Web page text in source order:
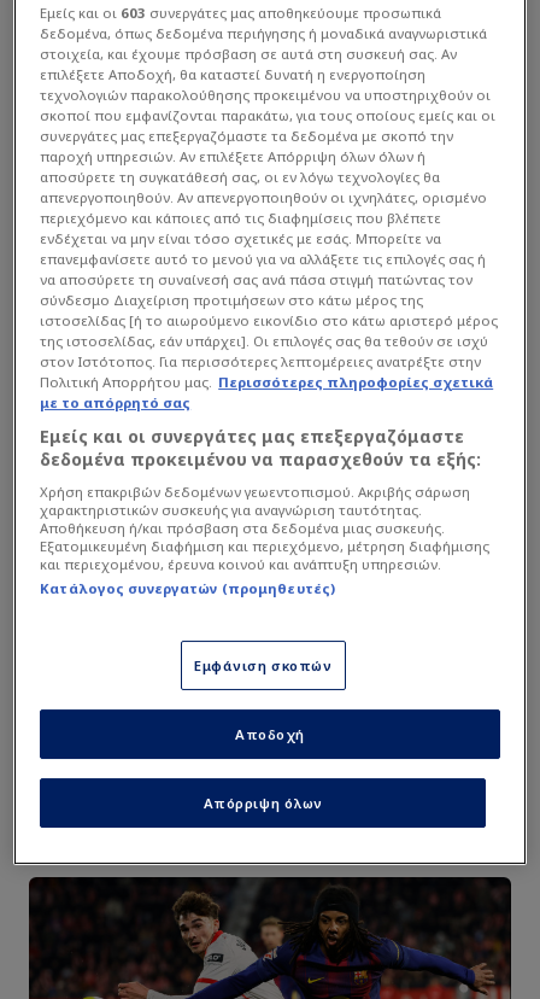
Παναθηναϊκό
Εμείς και οι 603 συνεργάτες μας αποθηκεύουμε προσωπικά
δεδομένα, όπως δεδομένα περιήγησης ή μοναδικά αναγνωριστικά
στοιχεία, και έχουμε πρόσβαση σε αυτά στη συσκευή σας. Αν
επιλέξετε Αποδοχή, θα καταστεί δυνατή η ενεργοποίηση
τεχνολογιών παρακολούθησης προκειμένου να υποστηριχθούν οι
σκοποί που εμφανίζονται παρακάτω, για τους οποίους εμείς και οι
συνεργάτες μας επεξεργαζόμαστε τα δεδομένα με σκοπό την
παροχή υπηρεσιών. Αν επιλέξετε Απόρριψη όλων όλων ή
αποσύρετε τη συγκατάθεσή σας, οι εν λόγω τεχνολογίες θα
απενεργοποιηθούν. Αν απενεργοποιηθούν οι ιχνηλάτες, ορισμένο
περιεχόμενο και κάποιες από τις διαφημίσεις που βλέπετε
ενδέχεται να μην είναι τόσο σχετικές με εσάς. Μπορείτε να
επανεμφανίσετε αυτό το μενού για να αλλάξετε τις επιλογές σας ή
να αποσύρετε τη συναίνεσή σας ανά πάσα στιγμή πατώντας τον
σύνδεσμο Διαχείριση προτιμήσεων στο κάτω μέρος της
ιστοσελίδας [ή το αιωρούμενο εικονίδιο στο κάτω αριστερό μέρος
της ιστοσελίδας, εάν υπάρχει]. Οι επιλογές σας θα τεθούν σε ισχύ
στον Ιστότοπος. Για περισσότερες λεπτομέρειες ανατρέξτε στην
Πολιτική Απορρήτου μας. Περισσότερες πληροφορίες σχετικά
με το απόρρητό σας
Εμείς και οι συνεργάτες μας επεξεργαζόμαστε
δεδομένα προκειμένου να παρασχεθούν τα εξής:
Χρήση επακριβών δεδομένων γεωεντοπισμού. Ακριβής σάρωση
χαρακτηριστικών συσκευής για αναγνώριση ταυτότητας.
Αποθήκευση ή/και πρόσβαση στα δεδομένα μιας συσκευής.
Εξατομικευμένη διαφήμιση και περιεχόμενο, μέτρηση διαφήμισης
και περιεχομένου, έρευνα κοινού και ανάπτυξη υπηρεσιών.
Κατάλογος συνεργατών (προμηθευτές)
Εμφάνιση σκοπών
Απόρριψη όλων
Αποδοχή